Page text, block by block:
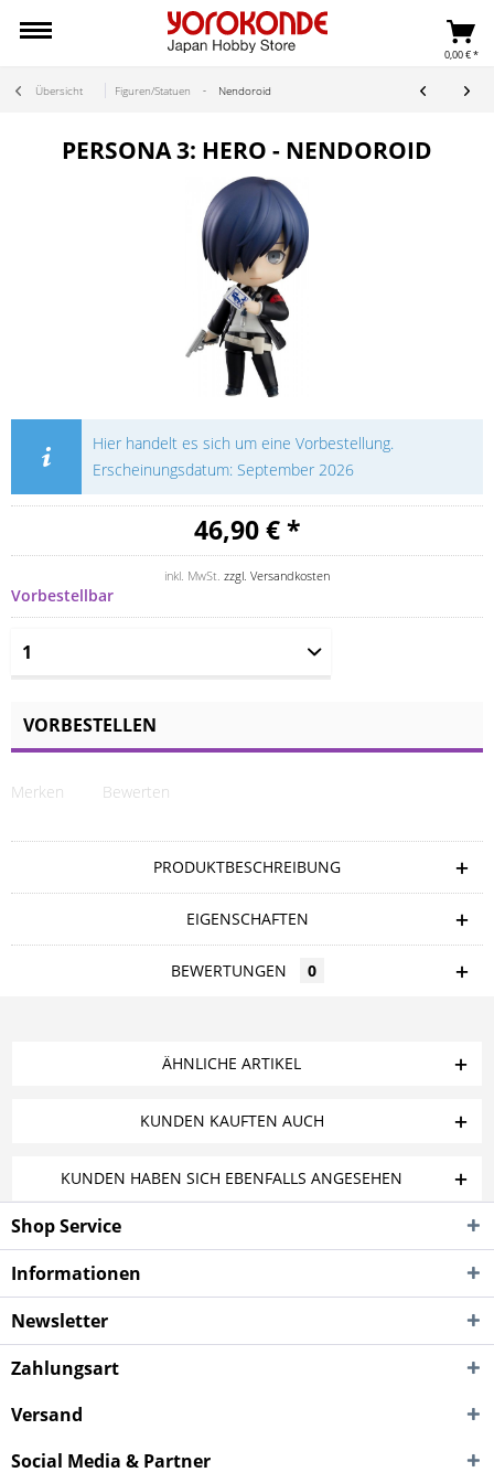
0,00 € *
Übersicht Figuren/Statuen Nendoroid
PERSONA 3: HERO - NENDOROID
Hier handelt es sich um eine Vorbestellung.
Erscheinungsdatum: September 2026
46,90 € *
inkl. MwSt. zzgl. Versandkosten
Vorbestellbar
VORBESTELLEN
Merken Bewerten
PRODUKTBESCHREIBUNG
EIGENSCHAFTEN
BEWERTUNGEN 0
ÄHNLICHE ARTIKEL
KUNDEN KAUFTEN AUCH
KUNDEN HABEN SICH EBENFALLS ANGESEHEN
Shop Service
Informationen
Newsletter
Zahlungsart
Versand
Social Media & Partner